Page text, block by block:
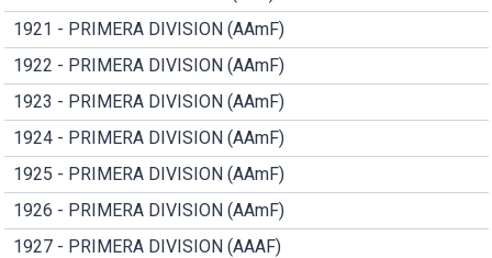
1921 - PRIMERA DIVISION (AAmF)
1922 - PRIMERA DIVISION (AAmF)
1923 - PRIMERA DIVISION (AAmF)
1924 - PRIMERA DIVISION (AAmF)
1925 - PRIMERA DIVISION (AAmF)
1926 - PRIMERA DIVISION (AAmF)
1927 - PRIMERA DIVISION (AAAF)